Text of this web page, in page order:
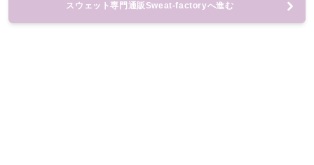
スウェット専門通販Sweat-factoryへ進む